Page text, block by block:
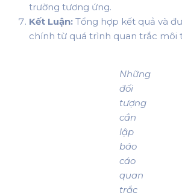
trường tương ứng.
Kết Luận: Tổng hợp kết quả và
chính từ quá trình quan trắc môi
Những
đối
tượng
cần
lập
báo
cáo
quan
trắc